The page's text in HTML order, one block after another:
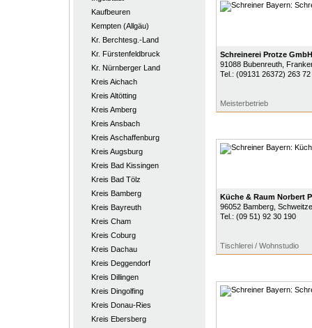
Kaufbeuren
Kempten (Allgäu)
Kr. Berchtesg.-Land
Kr. Fürstenfeldbruck
Kr. Nürnberger Land
Kreis Aichach
Kreis Altötting
Kreis Amberg
Kreis Ansbach
Kreis Aschaffenburg
Kreis Augsburg
Kreis Bad Kissingen
Kreis Bad Tölz
Kreis Bamberg
Kreis Bayreuth
Kreis Cham
Kreis Coburg
Kreis Dachau
Kreis Deggendorf
Kreis Dillingen
Kreis Dingolfing
Kreis Donau-Ries
Kreis Ebersberg
Schreinerei Protze GmbH
91088 Bubenreuth,
Tel.: (09131 26372) 263 72
Meisterbetrieb
Küche & Raum Norbert
96052 Bamberg,
Tel.: (09 51) 92 30 190
Tischlerei / Wohnstudio